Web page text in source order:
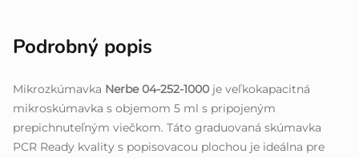
Podrobný popis
Mikrozkúmavka Nerbe 04-252-1000 je veľkokapacitná
mikroskúmavka s objemom 5 ml s pripojeným
prepichnuteľným viečkom. Táto graduovaná skúmavka
PCR Ready kvality s popisovacou plochou je ideálna pre